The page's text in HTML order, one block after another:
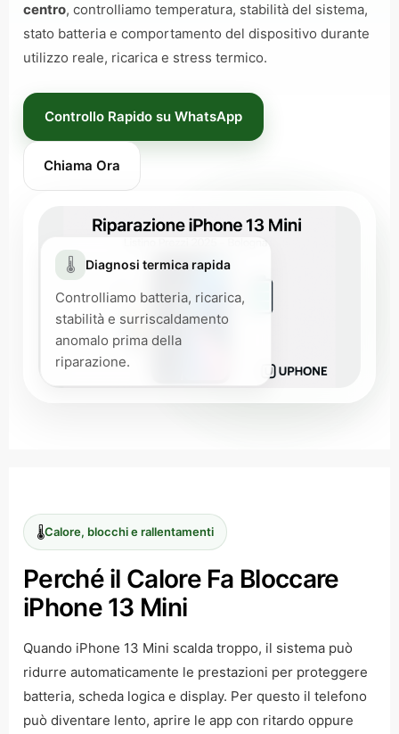
centro, controlliamo temperatura, stabilità del sistema,
stato batteria e comportamento del dispositivo durante
utilizzo reale, ricarica e stress termico.
Controllo Rapido su WhatsApp
Chiama Ora
🌡️ Diagnosi termica rapida
Controlliamo batteria, ricarica,
stabilità e surriscaldamento
anomalo prima della
riparazione.
🌡️Calore, blocchi e rallentamenti
Perché il Calore Fa Bloccare
iPhone 13 Mini
Quando iPhone 13 Mini scalda troppo, il sistema può
ridurre automaticamente le prestazioni per proteggere
batteria, scheda logica e display. Per questo il telefono
può diventare lento, aprire le app con ritardo oppure